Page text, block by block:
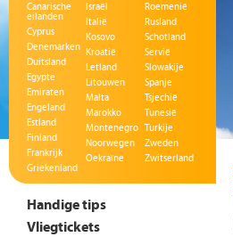
Canarische
eilanden
Cyprus
Denemarken
Duitsland
Egypte
Emiraten
Engeland
Estland
Finland
Frankrijk
Griekenland
Israël
Italië
Kosovo
Kroatië
Letland
Litouwen
Malta
Marokko
Montenegro
Noorwegen
Oekraïne
Roemenië
Rusland
Schotland
Servië
Slowakije
Spanje
Tsjechië
Tunesië
Turkije
Zweden
Zwitserland
Handige tips
Vliegtickets